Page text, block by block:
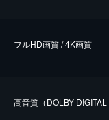
フルHD画質 / 4K画質
⾼⾳質（DOLBY DIGITAL